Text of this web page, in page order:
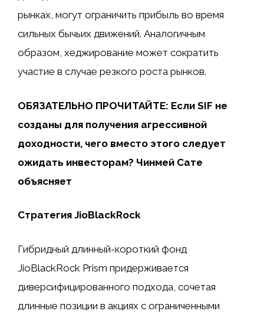
рынках, могут ограничить прибыль во время
сильных бычьих движений. Аналогичным
образом, хеджирование может сократить
участие в случае резкого роста рынков.
ОБЯЗАТЕЛЬНО ПРОЧИТАЙТЕ: Если SIF не
созданы для получения агрессивной
доходности, чего вместо этого следует
ожидать инвесторам? Чинмей Сате
объясняет
Стратегия JioBlackRock
Гибридный длинный-короткий фонд
JioBlackRock Prism придерживается
диверсифицированного подхода, сочетая
длинные позиции в акциях с ограниченными